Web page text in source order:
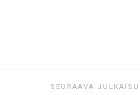
SEURAAVA JULKAISU